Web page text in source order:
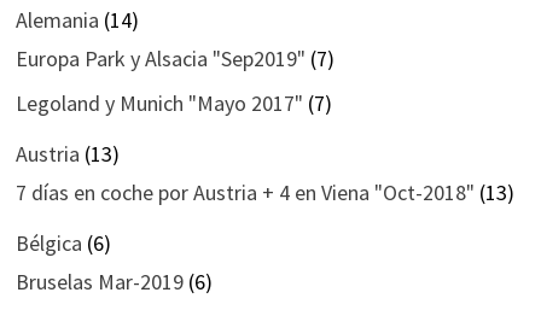
Alemania (14)
Europa Park y Alsacia "Sep2019" (7)
Legoland y Munich "Mayo 2017" (7)
Austria (13)
7 días en coche por Austria + 4 en Viena "Oct-2018" (13)
Bélgica (6)
Bruselas Mar-2019(6)